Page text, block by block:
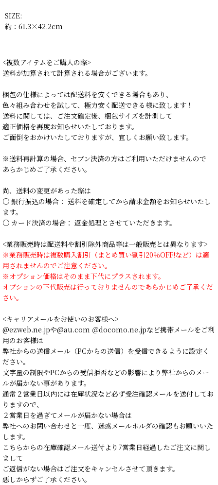
SIZE:
約：61.3×42.2cm
<複数アイテムをご購入の際>
送料が加算されて計算される場合がございます。
梱包の仕様によっては配送料を安くできる場合もあり、
色々組み合わせを試して、極力安く配送できる様に致します！
送料に関しては、ご注文確定後、梱包サイズを計測して
適正価格を再度お知らせいたしております。
ご面倒をおかけいたしておりますが、宜しくお願い致します。
※送料再計算の場合、セブン決済の方はご利用いただけませんので
あらかじめご了承ください。
尚、送料の変更があった際は
○ 銀行振込の場合： 送料を確定してから請求金額をお知らせいたし
ます。
○ カード決済の場合： 返金処理とさせていただきます。
<業務販売時は配送料や割引除外商品等は一般販売とは異なります>
※業務販売時は複数購入割引（まとめ買い割引20％OFF!など）は適
用されませんのでご注意ください。
※オプション価格はそのまま下代にプラスされます。
オプションの下代販売は行っておりませんのであらかじめご了承くだ
さい。
<キャリアメールをお使いのお客様へ>
@ezweb.ne.jpや@au.com ＠docomo.ne.jpなど携帯メールをご利
用のお客様は
弊社からの送信メール（PCからの送信）を受信できるように設定く
ださい。
文字量の制限やPCからの受信拒否などの影響により弊社からのメー
ルが届かない事があります。
通常２営業日以内には在庫状況など必ず受注確認メールを送付してお
りますので、
２営業日を過ぎてメールが届かない場合は
弊社へのお問い合わせと一度、迷惑メールホルダの確認もお願いいた
します。
こちらからの在庫確認メール送付より7営業日経過したご注文に関し
まして
ご返信がない場合はご注文をキャンセルさせて頂きます。
悪しからずご了承ください。